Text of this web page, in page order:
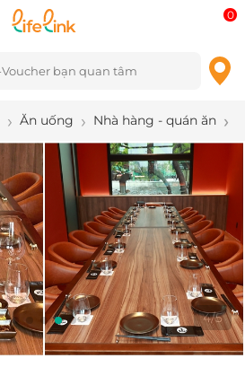
0
Ăn uống Nhà hàng - quán ăn
4/5